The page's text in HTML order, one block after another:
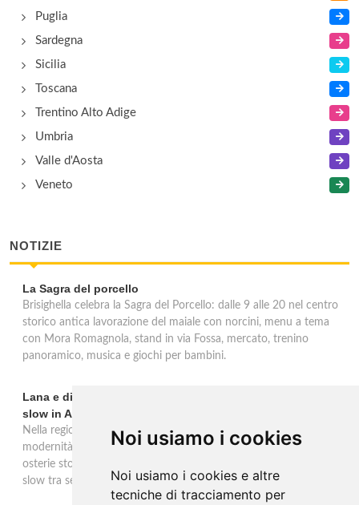
Noi usiamo i cookies
Noi usiamo i cookies e altre
tecniche di tracciamento per
Puglia
Sardegna
Sicilia
Toscana
Trentino Alto Adige
Umbria
Valle d'Aosta
Veneto
NOTIZIE
La Sagra del porcello
Brisighella celebra la Sagra del Porcello: dalle 9 alle 20 nel centro
storico antica lavorazione del maiale con norcini, menu a tema
con Mora Romagnola, stand in via Fossa, mercato, trenino
panoramico, musica e giochi per bambini.
Lana e dintorni: Törggelen, vini d'eccellenza e vacanze
slow in Alto Adige
Nella regione di Lana in Alto Adige tradizione contadina e
modernità si fondono in un'esperienza autentica. Törggelen nelle
osterie storiche, vini da antiche tradizioni vitivinicole e vacanze
slow tra sentieri delle rogge e produttori locali.